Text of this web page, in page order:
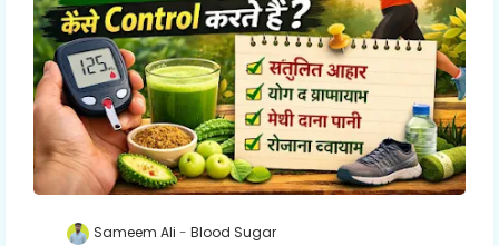
Sameem Ali Blood Sugar